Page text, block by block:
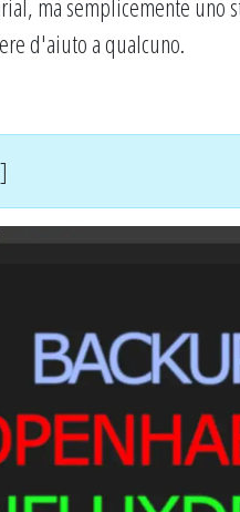
ma semplicemente uno
d'aiuto a qualcuno.